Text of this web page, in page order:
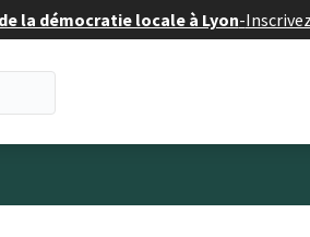
la démocratie locale à Lyon-